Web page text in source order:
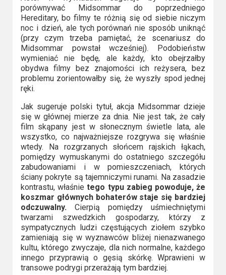
porównywać Midsommar do poprzedniego
Hereditary, bo filmy te różnią się od siebie niczym
noc i dzień, ale tych porównań nie sposób uniknąć
(przy czym trzeba pamiętać, że scenariusz do
Midsommar powstał wcześniej). Podobieństw
wymieniać nie będę, ale każdy, kto obejrzałby
obydwa filmy bez znajomości ich reżysera, bez
problemu zorientowałby się, że wyszły spod jednej
ręki.
Jak sugeruje polski tytuł, akcja Midsommar dzieje
się w głównej mierze za dnia. Nie jest tak, że cały
film skąpany jest w słonecznym świetle lata, ale
wszystko, co najważniejsze rozgrywa się właśnie
wtedy. Na rozgrzanych słońcem rajskich łąkach,
pomiędzy wymuskanymi do ostatniego szczegółu
zabudowaniami i w pomieszczeniach, których
ściany pokryte są tajemniczymi runami. Na zasadzie
kontrastu, właśnietego typu zabieg powoduje, że
koszmar głównych bohaterów staje się bardziej
odczuwalny.Cierpią pomiędzy uśmiechniętymi
twarzami szwedzkich gospodarzy, którzy z
sympatycznych ludzi częstujących ziołem szybko
zamieniają się w wyznawców bliżej nienazwanego
kultu, którego zwyczaje, dla nich normalne, każdego
innego przyprawią o gęsią skórkę. Wprawieni w
transowe podrygi przerażają tym bardziej.